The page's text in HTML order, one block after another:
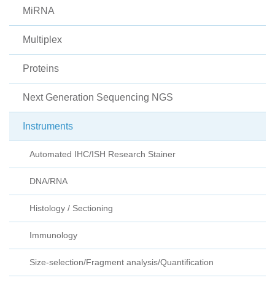
MiRNA
Multiplex
Proteins
Next Generation Sequencing NGS
Instruments
Automated IHC/ISH Research Stainer
DNA/RNA
Histology / Sectioning
Immunology
Size-selection/Fragment analysis/Quantification